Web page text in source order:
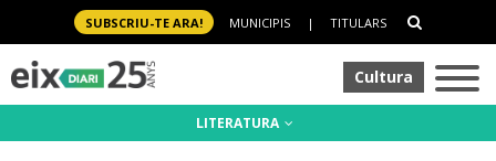
SUBSCRIU-TE ARA! MUNICIPIS | TITULARS
Cultura
LITERATURA